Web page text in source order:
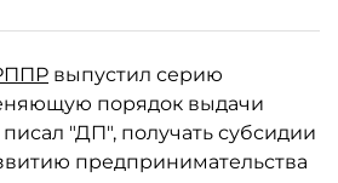
выпустил серию
порядок выдачи
"ДП", получать субсидии
предпринимательства